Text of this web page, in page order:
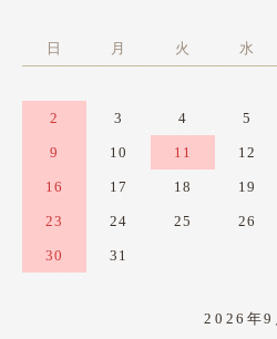
日 月 火 水
2 3 4 5
9 10 11 12
16 17 18 19
23 24 25 26
30 31
2026年9